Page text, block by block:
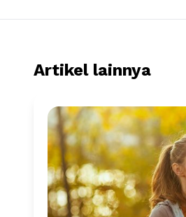
Artikel lainnya